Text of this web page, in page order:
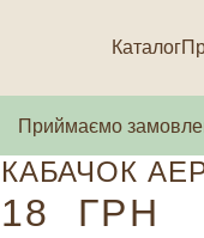
Каталог
Приймаємо
КАБАЧОК
18 ГРН